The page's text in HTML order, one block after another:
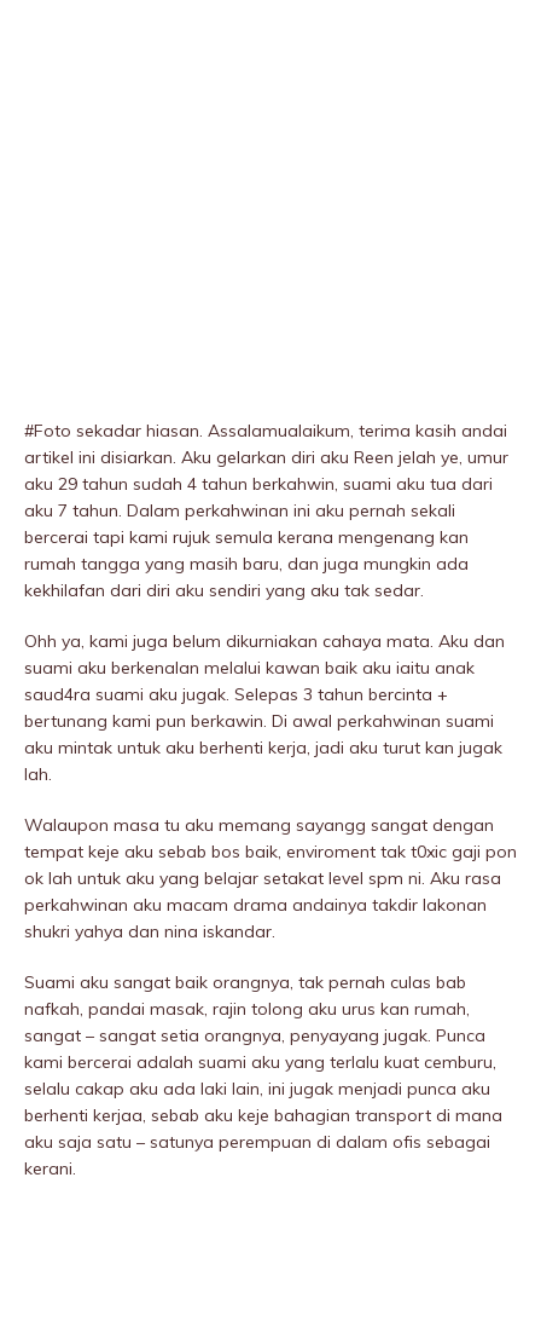
#Foto sekadar hiasan. Assalamualaikum, terima kasih andai
artikel ini disiarkan. Aku gelarkan diri aku Reen jelah ye, umur
aku 29 tahun sudah 4 tahun berkahwin, suami aku tua dari
aku 7 tahun. Dalam perkahwinan ini aku pernah sekali
bercerai tapi kami rujuk semula kerana mengenang kan
rumah tangga yang masih baru, dan juga mungkin ada
kekhilafan dari diri aku sendiri yang aku tak sedar.
Ohh ya, kami juga belum dikurniakan cahaya mata. Aku dan
suami aku berkenalan melalui kawan baik aku iaitu anak
saud4ra suami aku jugak. Selepas 3 tahun bercinta +
bertunang kami pun berkawin. Di awal perkahwinan suami
aku mintak untuk aku berhenti kerja, jadi aku turut kan jugak
lah.
Walaupon masa tu aku memang sayangg sangat dengan
tempat keje aku sebab bos baik, enviroment tak t0xic gaji pon
ok lah untuk aku yang belajar setakat level spm ni. Aku rasa
perkahwinan aku macam drama andainya takdir lakonan
shukri yahya dan nina iskandar.
Suami aku sangat baik orangnya, tak pernah culas bab
nafkah, pandai masak, rajin tolong aku urus kan rumah,
sangat – sangat setia orangnya, penyayang jugak. Punca
kami bercerai adalah suami aku yang terlalu kuat cemburu,
selalu cakap aku ada laki lain, ini jugak menjadi punca aku
berhenti kerjaa, sebab aku keje bahagian transport di mana
aku saja satu – satunya perempuan di dalam ofis sebagai
kerani.